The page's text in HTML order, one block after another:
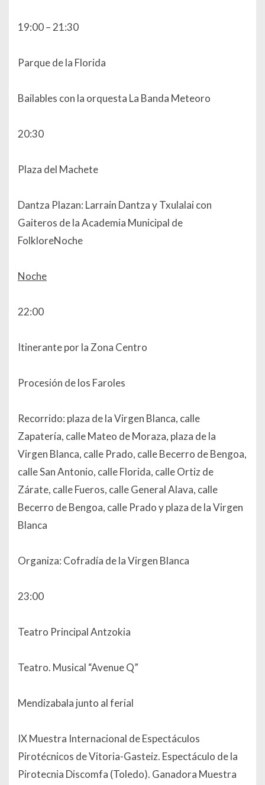
19:00 – 21:30
Parque de la Florida
Bailables con la orquesta La Banda Meteoro
20:30
Plaza del Machete
Dantza Plazan: Larrain Dantza y Txulalai con
Gaiteros de la Academia Municipal de
FolkloreNoche
Noche
22:00
Itinerante por la Zona Centro
Procesión de los Faroles
Recorrido: plaza de la Virgen Blanca, calle
Zapatería, calle Mateo de Moraza, plaza de la
Virgen Blanca, calle Prado, calle Becerro de Bengoa,
calle San Antonio, calle Florida, calle Ortiz de
Zárate, calle Fueros, calle General Alava, calle
Becerro de Bengoa, calle Prado y plaza de la Virgen
Blanca
Organiza: Cofradía de la Virgen Blanca
23:00
Teatro Principal Antzokia
Teatro. Musical “Avenue Q”
Mendizabala junto al ferial
IX Muestra Internacional de Espectáculos
Pirotécnicos de Vitoria-Gasteiz. Espectáculo de la
Pirotecnia Discomfa (Toledo). Ganadora Muestra